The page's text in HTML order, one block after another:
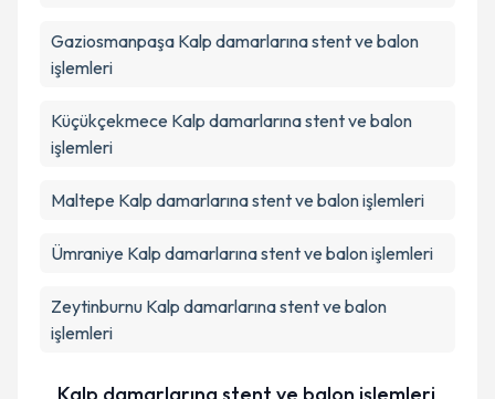
Gaziosmanpaşa Kalp damarlarına stent ve balon
işlemleri
Küçükçekmece Kalp damarlarına stent ve balon
işlemleri
Maltepe Kalp damarlarına stent ve balon işlemleri
Ümraniye Kalp damarlarına stent ve balon işlemleri
Zeytinburnu Kalp damarlarına stent ve balon
işlemleri